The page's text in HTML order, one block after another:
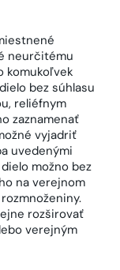
neurčitému
komukoľvek
bez súhlasu
reliéfnym
zaznamenať
vyjadriť
uvedenými
možno bez
na verejnom
rozširovať
verejným